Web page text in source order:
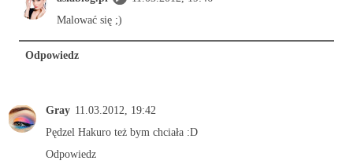
Malować się ;)
Odpowiedz
Gray 11.03.2012, 19:42
Pędzel Hakuro też bym chciała :D
Odpowiedz